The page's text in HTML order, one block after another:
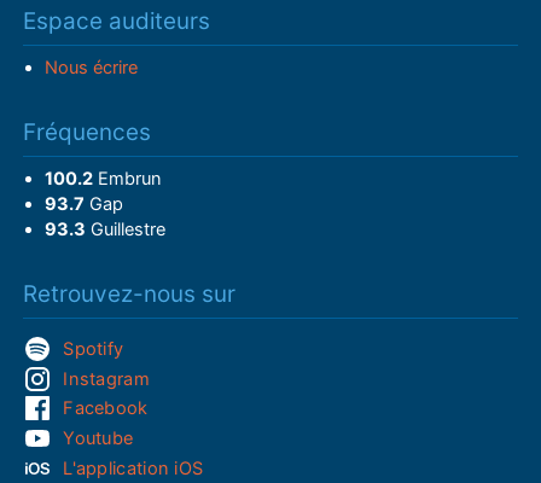
Espace auditeurs
Nous écrire
Fréquences
100.2Embrun
93.7 Gap
93.3 Guillestre
Retrouvez-nous sur
Spotify
Instagram
Facebook
Youtube
L'application iOS